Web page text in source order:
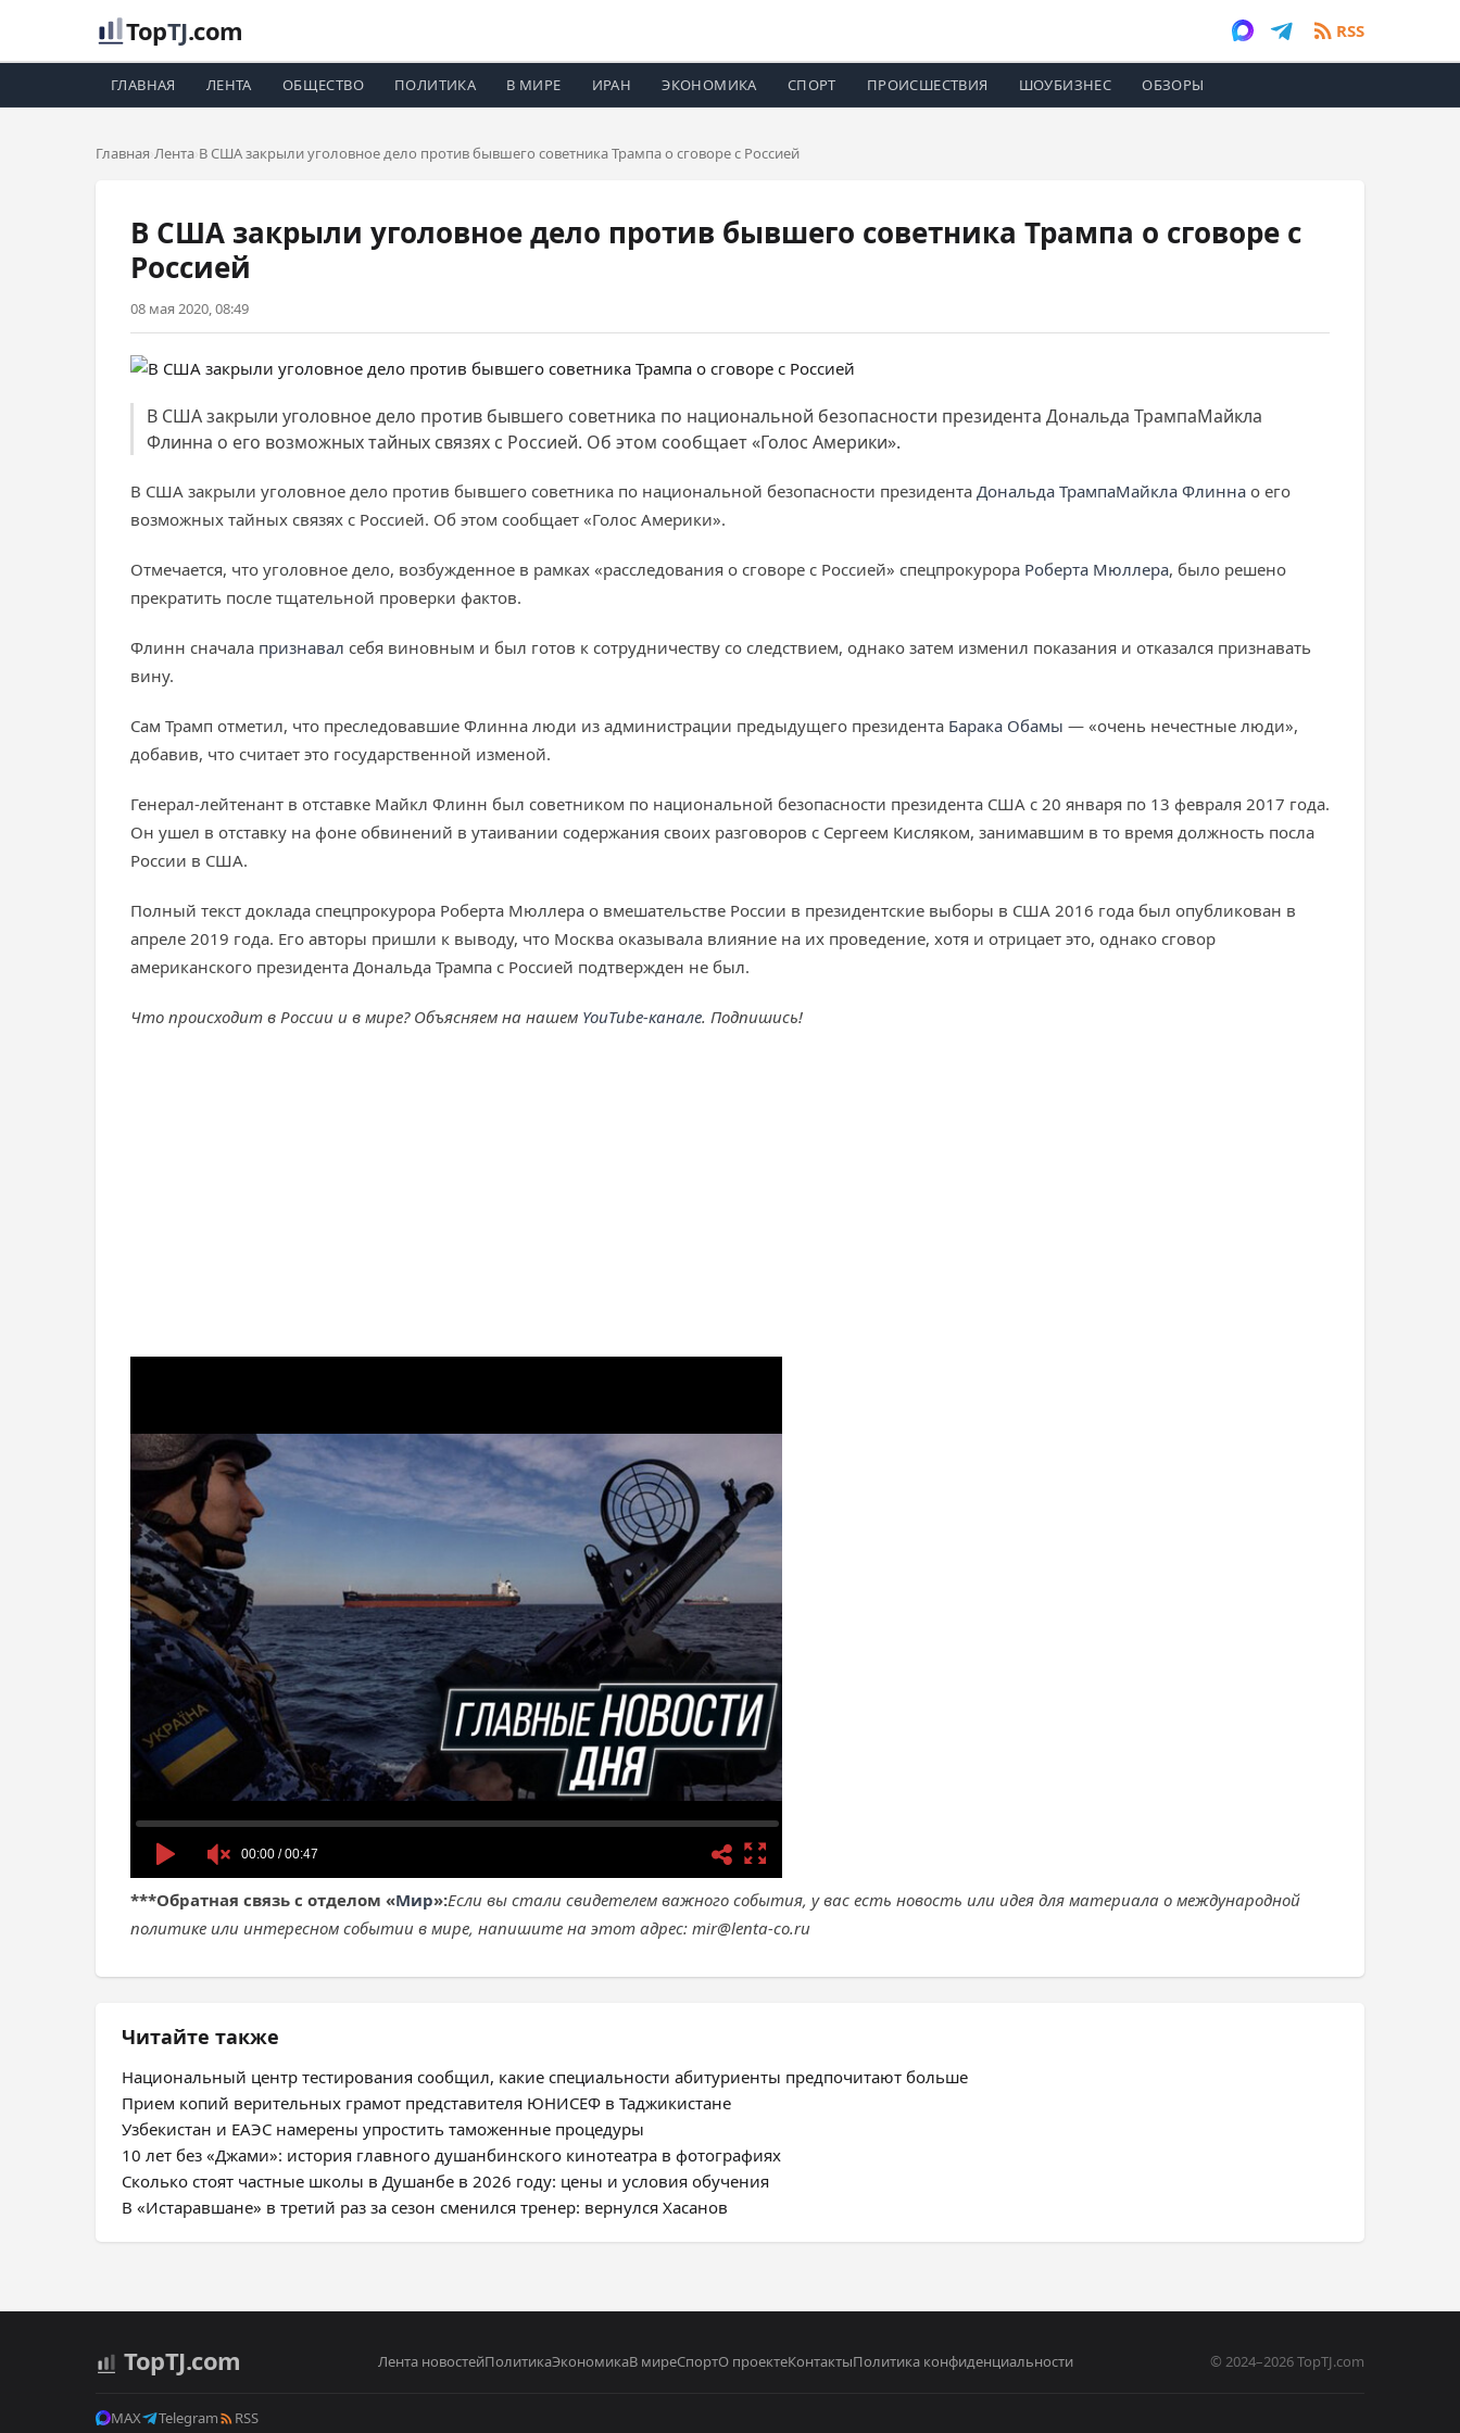
TopTJ.com RSS
ГЛАВНАЯ ЛЕНТА ОБЩЕСТВО ПОЛИТИКА В МИРЕ ИРАН ЭКОНОМИКА СПОРТ ПРОИСШЕСТВИЯ ШОУБИЗНЕС ОБЗОРЫ
Главная Лента В США закрыли уголовное дело против бывшего советника Трампа о сговоре с Россией
В США закрыли уголовное дело против бывшего советника Трампа о сговоре с
Россией
08 мая 2020, 08:49
В США закрыли уголовное дело против бывшего советника по национальной безопасности президента Дональда ТрампаМайкла
Флинна о его возможных тайных связях с Россией. Об этом сообщает «Голос Америки».
В США закрыли уголовное дело против бывшего советника по национальной безопасности президента Дональда ТрампаМайкла Флинна о его
возможных тайных связях с Россией. Об этом сообщает «Голос Америки».
Отмечается, что уголовное дело, возбужденное в рамках «расследования о сговоре с Россией» спецпрокурора Роберта Мюллера, было решено
прекратить после тщательной проверки фактов.
Флинн сначала признавал себя виновным и был готов к сотрудничеству со следствием, однако затем изменил показания и отказался признавать
вину.
Сам Трамп отметил, что преследовавшие Флинна люди из администрации предыдущего президента Барака Обамы — «очень нечестные люди»,
добавив, что считает это государственной изменой.
Генерал-лейтенант в отставке Майкл Флинн был советником по национальной безопасности президента США с 20 января по 13 февраля 2017 года.
Он ушел в отставку на фоне обвинений в утаивании содержания своих разговоров с Сергеем Кисляком, занимавшим в то время должность посла
России в США.
Полный текст доклада спецпрокурора Роберта Мюллера о вмешательстве России в президентские выборы в США 2016 года был опубликован в
апреле 2019 года. Его авторы пришли к выводу, что Москва оказывала влияние на их проведение, хотя и отрицает это, однако сговор
американского президента Дональда Трампа с Россией подтвержден не был.
Что происходит в России и в мире? Объясняем на нашем YouTube-канале. Подпишись!
***Обратная связь с отделом «Мир»:Если вы стали свидетелем важного события, у вас есть новость или идея для материала о международной
политике или интересном событии в мире, напишите на этот адрес: mir@lenta-co.ru
Читайте также
Национальный центр тестирования сообщил, какие специальности абитуриенты предпочитают больше
Прием копий верительных грамот представителя ЮНИСЕФ в Таджикистане
Узбекистан и ЕАЭС намерены упростить таможенные процедуры
10 лет без «Джами»: история главного душанбинского кинотеатра в фотографиях
Сколько стоят частные школы в Душанбе в 2026 году: цены и условия обучения
В «Истаравшане» в третий раз за сезон сменился тренер: вернулся Хасанов
TopTJ.com Лента новостейПолитикаЭкономикаВ миреСпортО проектеКонтактыПолитика конфиденциальности © 2024–2026 TopTJ.com
MAX Telegram RSS